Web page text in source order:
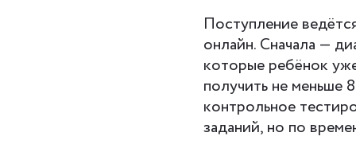
Поступление
онлайн. Сначала —
которые ребёнок
получить не меньше
контрольное
заданий, но по